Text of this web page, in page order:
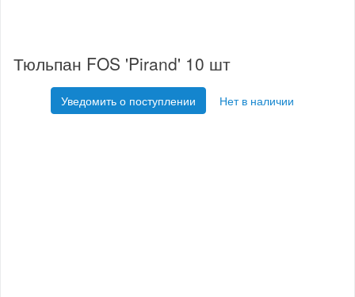
Тюльпан FOS 'Pirand' 10 шт
Уведомить о поступлении Нет в наличии